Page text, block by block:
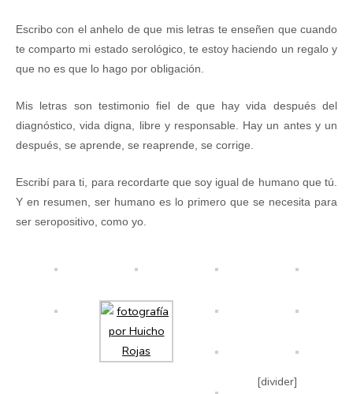
Escribo con el anhelo de que mis letras te enseñen que cuando
te comparto mi estado serológico, te estoy haciendo un regalo y
que no es que lo hago por obligación.
Mis letras son testimonio fiel de que hay vida después del
diagnóstico, vida digna, libre y responsable. Hay un antes y un
después, se aprende, se reaprende, se corrige.
Escribí para ti, para recordarte que soy igual de humano que tú
Y en resumen, ser humano es lo primero que se necesita para
ser seropositivo, como yo.
[divider]